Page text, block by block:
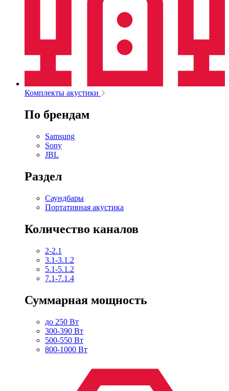
Комплекты акустики
По брендам
Samsung
Sony
JBL
Раздел
Саундбары
Портативная акустика
Количество каналов
2-2.1
3.1-3.1.2
5.1-5.1.2
7.1-7.1.4
Суммарная мощность
до 250 Вт
300-390 Вт
500-550 Вт
800-1000 Вт